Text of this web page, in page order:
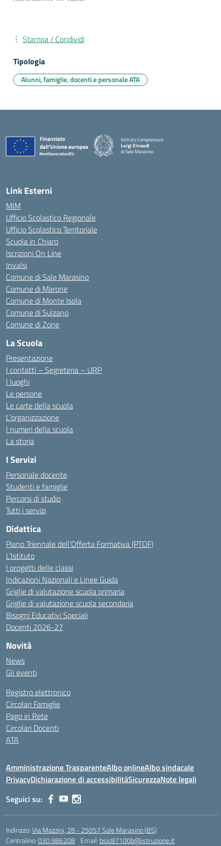
Stampa / Condividi
Tipologia
Alunni, famiglie, docenti e personale ATA
Istituto Comprensivo
Luigi Einaudi
di Sale Marasino
Link Esterni
MIM
Ufficio Scolastico Regionale
Ufficio Scolastico Territoriale
Scuola in Chiaro
Iscrizioni On Line
Invalsi
Comune di Sale Marasino
Comune di Marone
Comune di Monte Isola
Comune di Sulzano
Comune di Zone
La Scuola
Presentazione
I contatti – Segreteria – URP
I luoghi
Le persone
Le carte della scuola
L’organizzazione
I numeri della scuola
La storia
I Servizi
Personale docente
Studenti e famiglie
Percorsi di studio
Tutti i servizi
Didattica
Piano Triennale dell’Offerta Formativa (PTOF)
L’Istituto
I progetti delle classi
Indicazioni Nazionali e Linee Guida
Griglie di valutazione scuola primaria
Griglie di valutazione scuola secondaria
Bisogni Educativi Speciali
Docenti 2026-27
Novità
News
Gli eventi
Registro elettronico
Circolari Famiglie
Pago in Rete
Circolari Docenti
ATA
Amministrazione TrasparenteAlbo onlineAlbo sindacale
PrivacyDichiarazione di accessibilitàSicurezzaNote legali
Seguici su:
Indirizzo:Via Mazzini, 28 - 25057 Sale Marasino (BS)
Centralino:030.986208 Email: bsic87100b@istruzione.it